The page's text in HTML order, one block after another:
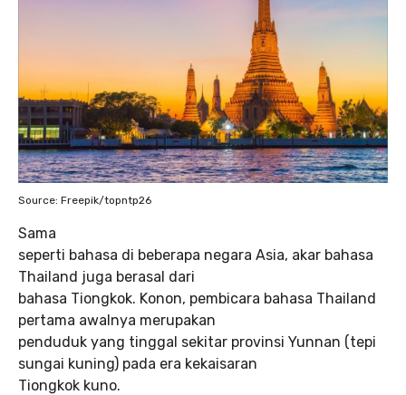
Source: Freepik/topntp26
Sama
seperti bahasa di beberapa negara Asia, akar bahasa
Thailand juga berasal dari
bahasa Tiongkok. Konon, pembicara bahasa Thailand
pertama awalnya merupakan
penduduk yang tinggal sekitar provinsi Yunnan (tepi
sungai kuning) pada era kekaisaran
Tiongkok kuno.